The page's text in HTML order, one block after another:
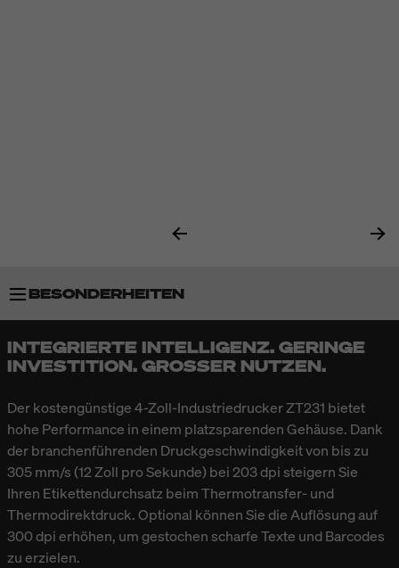
BESONDERHEITEN
TECHNISCHE DATEN
INTEGRIERTE INTELLIGENZ. GERINGE
INVESTITION. GROSSER NUTZEN.
Der kostengünstige 4-Zoll-Industriedrucker ZT231 bietet
hohe Performance in einem platzsparenden Gehäuse. Dank
der branchenführenden Druckgeschwindigkeit von bis zu
305 mm/s (12 Zoll pro Sekunde) bei 203 dpi steigern Sie
Ihren Etikettendurchsatz beim Thermotransfer- und
Thermodirektdruck. Optional können Sie die Auflösung auf
300 dpi erhöhen, um gestochen scharfe Texte und Barcodes
zu erzielen.